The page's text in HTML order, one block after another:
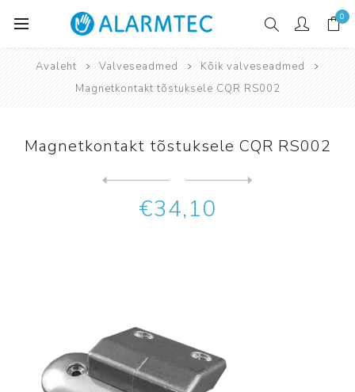
0
Avaleht Valveseadmed
Kõik valveseadmed
Magnetkontakt tõstuksele CQR RS002
Magnetkontakt tõstuksele CQR RS002
€34,10